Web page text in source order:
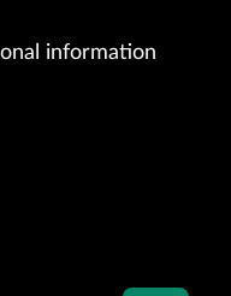
information